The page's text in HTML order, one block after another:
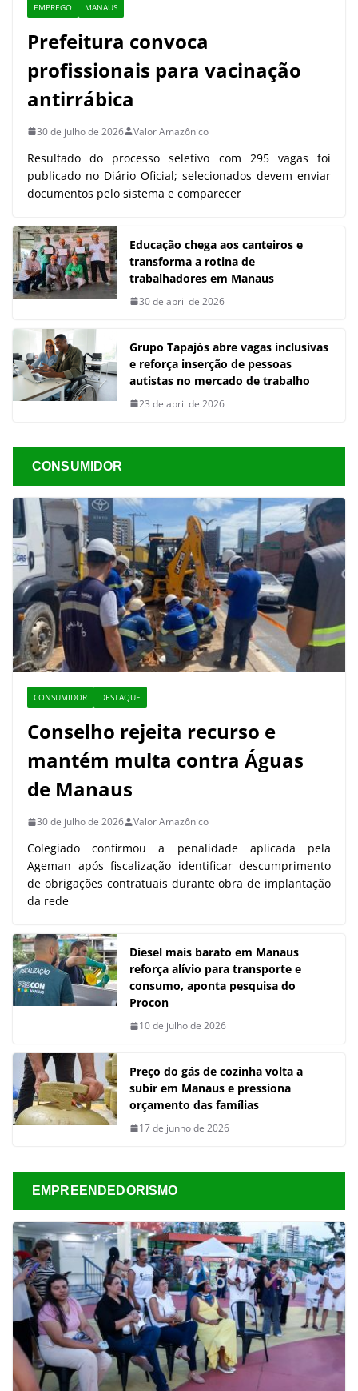
EMPREGO MANAUS
Prefeitura convoca
profissionais para vacinação
antirrábica
30 de julho de 2026 Valor Amazônico
Resultado do processo seletivo com 295 vagas foi
publicado no Diário Oficial; selecionados devem enviar
documentos pelo sistema e comparecer
Educação chega aos canteiros e
transforma a rotina de
trabalhadores em Manaus
30 de abril de 2026
Grupo Tapajós abre vagas inclusivas
e reforça inserção de pessoas
autistas no mercado de trabalho
23 de abril de 2026
CONSUMIDOR
CONSUMIDOR DESTAQUE
Conselho rejeita recurso e
mantém multa contra Águas
de Manaus
30 de julho de 2026 Valor Amazônico
Colegiado confirmou a penalidade aplicada pela
Ageman após fiscalização identificar descumprimento
de obrigações contratuais durante obra de implantação
da rede
Diesel mais barato em Manaus
reforça alívio para transporte e
consumo, aponta pesquisa do
Procon
10 de julho de 2026
Preço do gás de cozinha volta a
subir em Manaus e pressiona
orçamento das famílias
17 de junho de 2026
EMPREENDEDORISMO